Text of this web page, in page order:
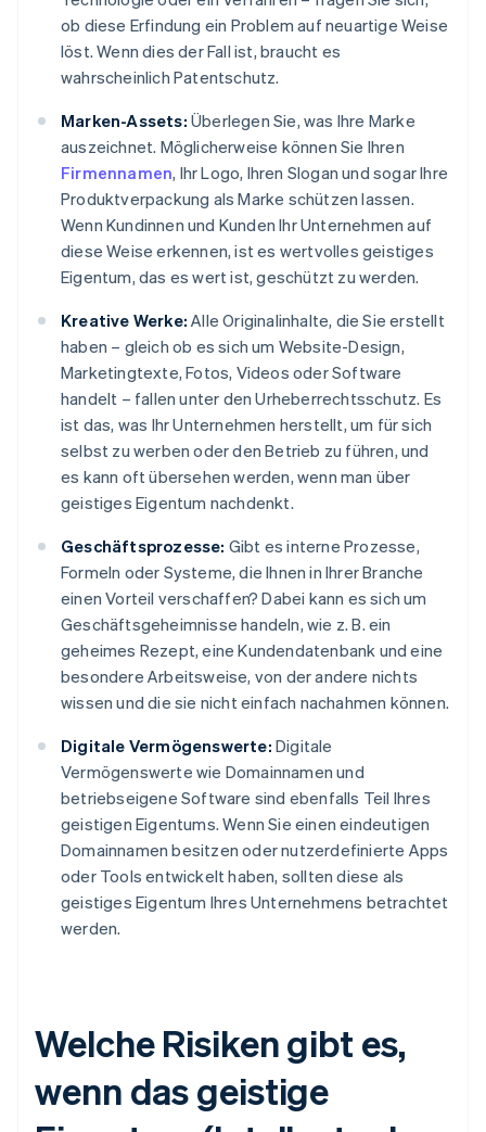
ob diese Erfindung ein Problem auf neuartige Weise
löst. Wenn dies der Fall ist, braucht es
wahrscheinlich Patentschutz.
Marken-Assets: Überlegen Sie, was Ihre Marke
auszeichnet. Möglicherweise können Sie Ihren
Firmennamen, Ihr Logo, Ihren Slogan und sogar Ihre
Produktverpackung als Marke schützen lassen.
Wenn Kundinnen und Kunden Ihr Unternehmen auf
diese Weise erkennen, ist es wertvolles geistiges
Eigentum, das es wert ist, geschützt zu werden.
Kreative Werke: Alle Originalinhalte, die Sie erstellt
haben – gleich ob es sich um Website-Design,
Marketingtexte, Fotos, Videos oder Software
handelt – fallen unter den Urheberrechtsschutz. Es
ist das, was Ihr Unternehmen herstellt, um für sich
selbst zu werben oder den Betrieb zu führen, und
es kann oft übersehen werden, wenn man über
geistiges Eigentum nachdenkt.
Geschäftsprozesse: Gibt es interne Prozesse,
Formeln oder Systeme, die Ihnen in Ihrer Branche
einen Vorteil verschaffen? Dabei kann es sich um
Geschäftsgeheimnisse handeln, wie z. B. ein
geheimes Rezept, eine Kundendatenbank und eine
besondere Arbeitsweise, von der andere nichts
wissen und die sie nicht einfach nachahmen können.
Digitale Vermögenswerte: Digitale
Vermögenswerte wie Domainnamen und
betriebseigene Software sind ebenfalls Teil Ihres
geistigen Eigentums. Wenn Sie einen eindeutigen
Domainnamen besitzen oder nutzerdefinierte Apps
oder Tools entwickelt haben, sollten diese als
geistiges Eigentum Ihres Unternehmens betrachtet
werden.
Welche Risiken gibt es,
wenn das geistige